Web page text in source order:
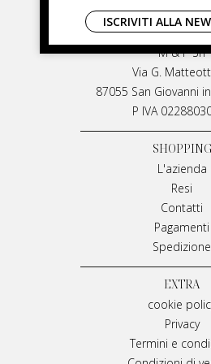
LIVIANA
M & P Srl
Via G.
87055 San Giovanni
P IVA
SHOPPING
L'azienda
Resi
Contatti
Pagamenti
Spedizione
EXTRA
cookie
Privacy
Termini e
ISCRIVITI ALLA